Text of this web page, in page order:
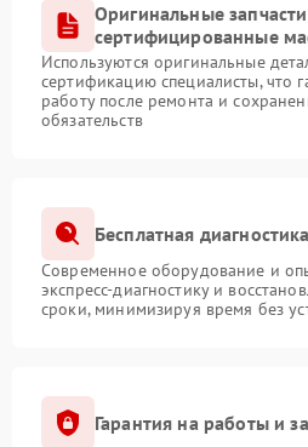
Оригинальные
сертифицированные
Используются оригинальные
сертификацию специалисты, что
работу после ремонта и
обязательств
Бесплатная
Современное оборудование и
экспресс-диагностику и
сроки, минимизируя время без
Гарантия на работы и